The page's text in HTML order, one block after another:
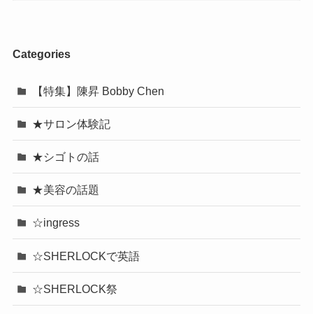
Categories
【特集】陳昇 Bobby Chen
★サロン体験記
★シゴトの話
★美容の話題
☆ingress
☆SHERLOCKで英語
☆SHERLOCK祭